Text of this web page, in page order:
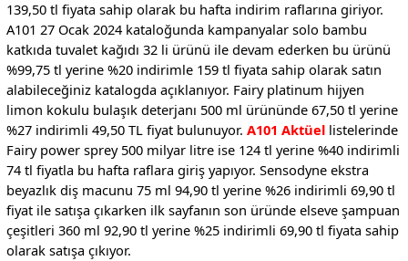
139,50 tl fiyata sahip olarak bu hafta indirim raflarına giriyor.
A101 27 Ocak 2024 kataloğunda kampanyalar solo bambu
katkıda tuvalet kağıdı 32 li ürünü ile devam ederken bu ürünü
%99,75 tl yerine %20 indirimle 159 tl fiyata sahip olarak satın
alabileceğiniz katalogda açıklanıyor. Fairy platinum hijyen
limon kokulu bulaşık deterjanı 500 ml ürününde 67,50 tl yerine
%27 indirimli 49,50 TL fiyat bulunuyor. A101 Aktüellistelerinde
Fairy power sprey 500 milyar litre ise 124 tl yerine %40 indirimli
74 tl fiyatla bu hafta raflara giriş yapıyor. Sensodyne ekstra
beyazlık diş macunu 75 ml 94,90 tl yerine %26 indirimli 69,90 tl
fiyat ile satışa çıkarken ilk sayfanın son üründe elseve şampuan
çeşitleri 360 ml 92,90 tl yerine %25 indirimli 69,90 tl fiyata sahip
olarak satışa çıkıyor.